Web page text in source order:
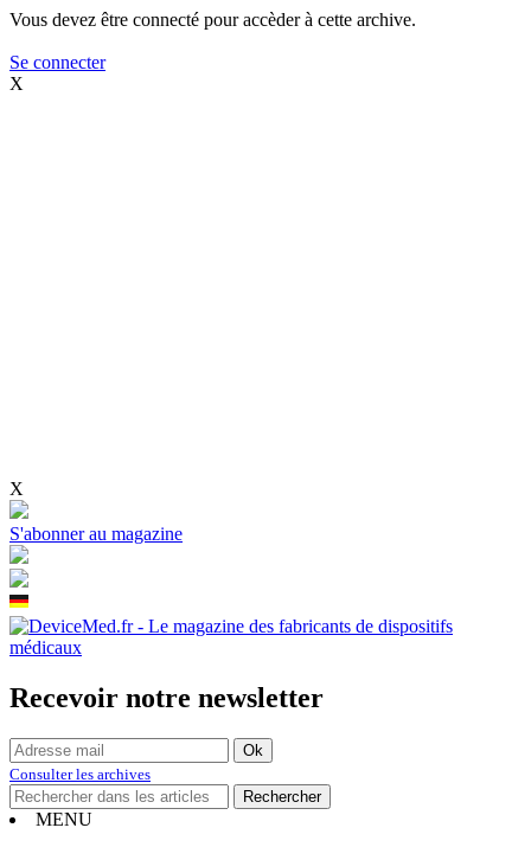
Vous devez être connecté pour accèder à cette archive.
Se connecter
X
X
S'abonner au magazine
Recevoir notre newsletter
Consulter les archives
MENU